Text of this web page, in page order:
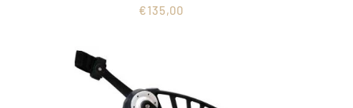
€135,00